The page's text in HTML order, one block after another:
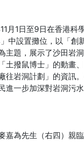
月1日至9日在香港科
中設置攤位，以「創
主題，展示了沙田岩
土撥鼠博士」的動畫
往岩洞計劃」的資訊
進一步加深對岩洞污